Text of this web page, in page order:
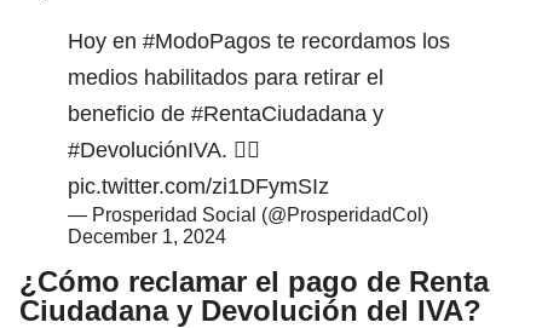
Hoy en #ModoPagos te recordamos los
medios habilitados para retirar el
beneficio de #RentaCiudadana y
#DevoluciónIVA. 👇🏼
pic.twitter.com/zi1DFymSIz
— Prosperidad Social (@ProsperidadCol)
December 1, 2024
¿Cómo reclamar el pago de Renta
Ciudadana y Devolución del IVA?